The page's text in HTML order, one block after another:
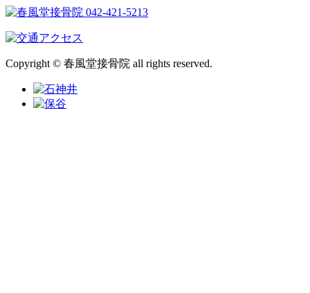
Copyright © 春風堂接骨院 all rights reserved.